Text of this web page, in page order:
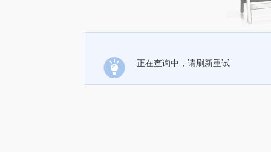
正在查询中，请刷新重试